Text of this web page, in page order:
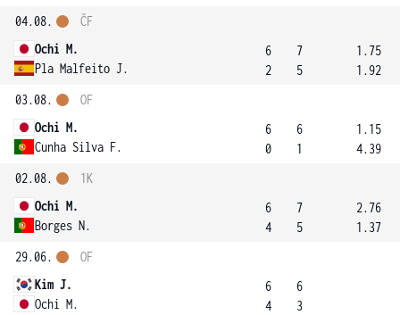
04.08.
Ochi M.
Pla Malfeito J.
ČF
6
2
7
5
1.75
1.92
03.08.
Ochi M.
Cunha Silva F.
OF
6
0
6
1
1.15
4.39
02.08.
Ochi M.
Borges N.
1K
6
4
7
5
2.76
1.37
29.06.
Kim J.
Ochi M.
OF
6
4
6
3